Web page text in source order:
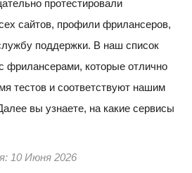
протестировали
сайтов, профили фрилансеров,
поддержки. В наш список
фрилансерами, которые отлично
тестов и соответствуют нашим
вы узнаете, на какие сервисы
10 Июня 2026